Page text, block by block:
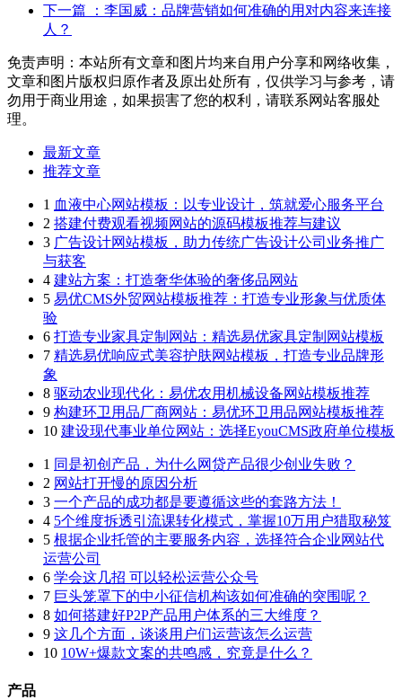
下一篇
：李国威：品牌营销如何准确的用对内容来连接
人？
免责声明：本站所有文章和图片均来自用户分享和网络收集，
文章和图片版权归原作者及原出处所有，仅供学习与参考，请
勿用于商业用途，如果损害了您的权利，请联系网站客服处
理。
最新文章
推荐文章
1 血液中心网站模板：以专业设计，筑就爱心服务平台
2 搭建付费观看视频网站的源码模板推荐与建议
3 广告设计网站模板，助力传统广告设计公司业务推广
与获客
4 建站方案：打造奢华体验的奢侈品网站
5 易优CMS外贸网站模板推荐：打造专业形象与优质体
验
6 打造专业家具定制网站：精选易优家具定制网站模板
7 精选易优响应式美容护肤网站模板，打造专业品牌形
象
8 驱动农业现代化：易优农用机械设备网站模板推荐
9 构建环卫用品厂商网站：易优环卫用品网站模板推荐
10 建设现代事业单位网站：选择EyouCMS政府单位模板
1 同是初创产品，为什么网贷产品很少创业失败？
2 网站打开慢的原因分析
3 一个产品的成功都是要遵循这些的套路方法！
4 5个维度拆透引流课转化模式，掌握10万用户猎取秘笈
5 根据企业托管的主要服务内容，选择符合企业网站代
运营公司
6 学会这几招 可以轻松运营公众号
7 巨头笼罩下的中小征信机构该如何准确的突围呢？
8 如何搭建好P2P产品用户体系的三大维度？
9 这几个方面，谈谈用户们运营该怎么运营
10 10W+爆款文案的共鸣感，究竟是什么？
产品